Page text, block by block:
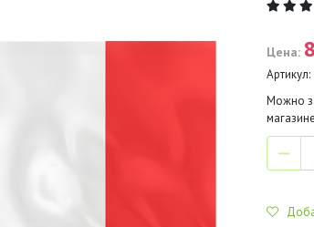
Цена:
Артикул:
Можно